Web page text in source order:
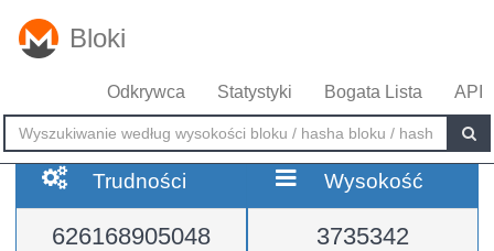
Bloki
Odkrywca Statystyki Bogata Lista API
Trudności
626168905048
Wysokość
3735342